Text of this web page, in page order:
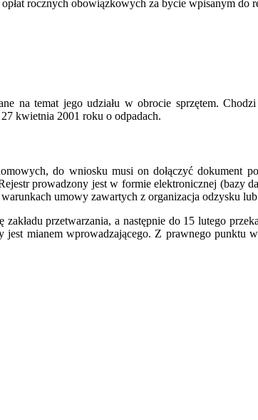
rocznych obowiązkowych za bycie wpisanym do
na temat jego udziału w obrocie sprzętem.
kwietnia 2001 roku o odpadach.
do wniosku musi on dołączyć dokument
prowadzony jest w formie elektronicznej (bazy
umowy zawartych z organizacja odzysku
przetwarzania, a następnie do 15 lutego
mianem wprowadzającego. Z prawnego punktu